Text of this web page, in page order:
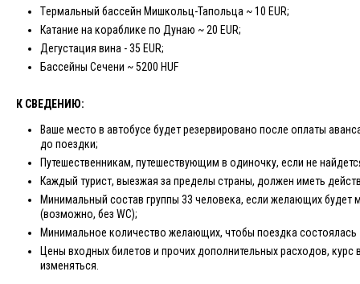
Tермальный бассейн Мишкольц-Тапольца ~ 10 EUR;
Катание на кораблике по Дунаю ~ 20 EUR;
Дегустация вина - 35 EUR;
Бассейны Сечени ~ 5200 HUF
К СВЕДЕНИЮ:
Ваше место в автобусе будет резервировано после оплаты
до поездки;
Путешественникам, путешествующим в одиночку, если не
Каждый турист, выезжая за пределы страны, должен иметь
Минимальный состав группы 33 человека, если желающих
(возможно, без WC);
Минимальное количество желающих, чтобы поездка состоялась
Цены входных билетов и прочих дополнительных расходов,
изменяться.